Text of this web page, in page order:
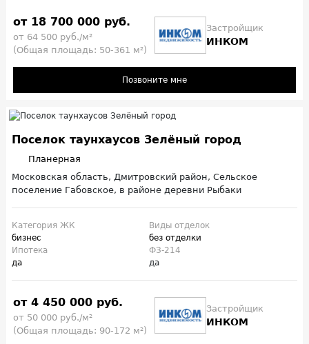
от 18 700 000 руб.
от 64 500 руб./м²
(Общая площадь: 50-361 м²)
Застройщик
ИНКОМ
Позвоните мне
Поселок таунхаусов Зелёный город
Планерная
Московская область, Дмитровский район, Сельское
поселение Габовское, в районе деревни Рыбаки
Категория ЖК
бизнес
Виды отделок
без отделки
Ипотека
да
ФЗ-214
да
от 4 450 000 руб.
от 50 000 руб./м²
(Общая площадь: 90-172 м²)
Застройщик
ИНКОМ